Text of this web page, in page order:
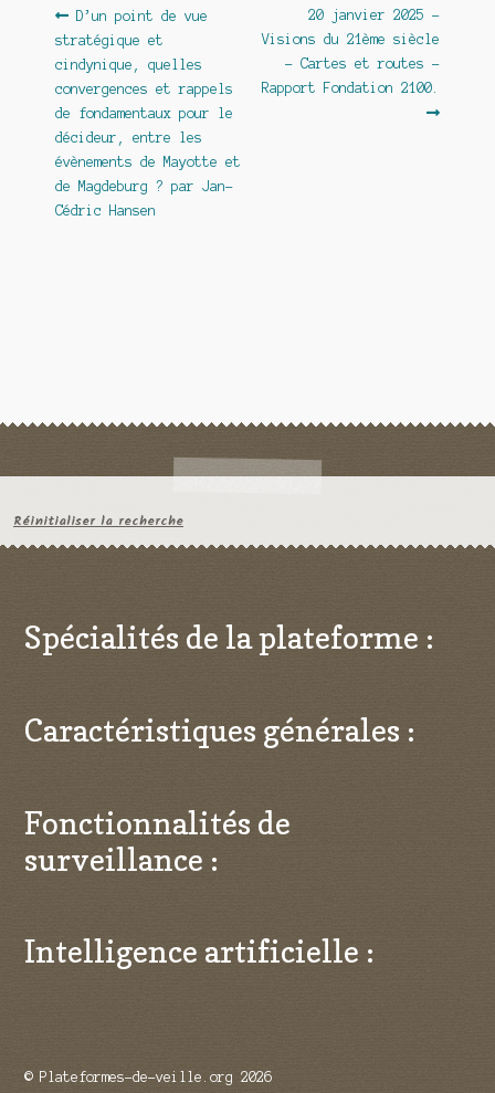
Navigation
de
l’article
Article
précédent :
D’un point de vue
stratégique et
cindynique, quelles
convergences et rappels
de fondamentaux pour le
décideur, entre les
évènements de Mayotte et
de Magdeburg ? par Jan-
Cédric Hansen
Article
suivant :
20 janvier 2025 –
Visions du 21ème siècle
– Cartes et routes –
Rapport Fondation 2100.
Réinitialiser la recherche
Spécialités de la plateforme :
Caractéristiques générales :
Fonctionnalités de
surveillance :
Intelligence artificielle :
© Plateformes-de-veille.org 2026